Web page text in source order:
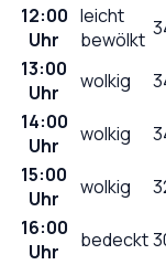
12:00
Uhr
leicht
bewölkt
13:00
Uhr
wolkig
14:00
Uhr
wolkig
15:00
Uhr
wolkig
16:00
Uhr
bedeckt